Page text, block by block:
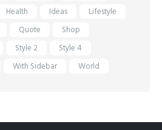
Health Ideas
Lifestyle
Quote
Shop
Style 2
Style 4
With Sidebar World